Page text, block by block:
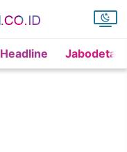
Headline